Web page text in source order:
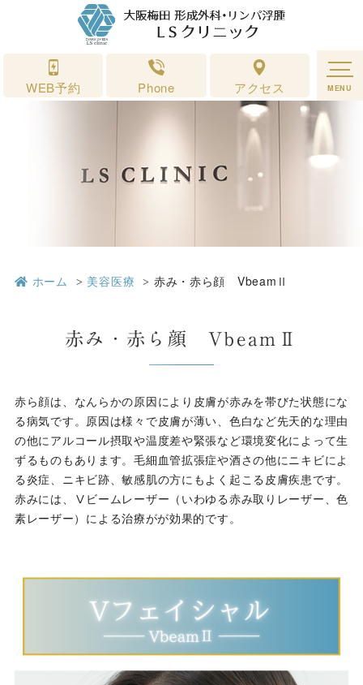
WEB予約 Phone アクセス MENU
赤み・赤ら顔 VbeamⅡ｜形成外科 ＬＳクリニック 大阪梅田
ホーム 美容医療 赤み・赤ら顔 VbeamⅡ
赤み・赤ら顔 VbeamⅡ
赤ら顔は、なんらかの原因により皮膚が赤みを帯びた状態にな
る病気です。原因は様々で皮膚が薄い、色白など先天的な理由
の他にアルコール摂取や温度差や緊張など環境変化によって生
ずるものもあります。毛細血管拡張症や酒さの他にニキビによ
る炎症、ニキビ跡、敏感肌の方にもよく起こる皮膚疾患です。
赤みには、Ⅴビームレーザー（いわゆる赤み取りレーザー、色
素レーザー）による治療がが効果的です。